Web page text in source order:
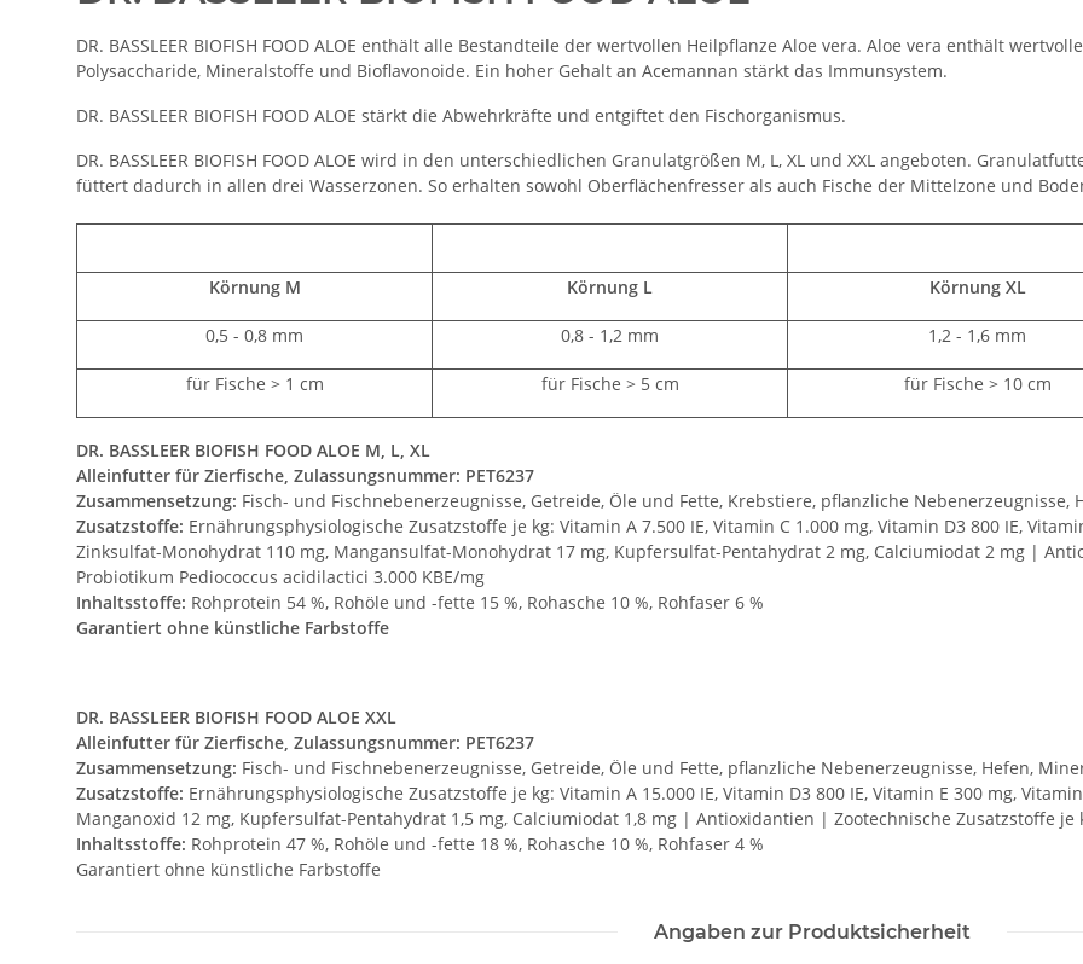
DR. BASSLEER BIOFISH FOOD ALOE enthält alle Bestandteile der wertvollen Heilpflanze Aloe vera. Aloe vera enthält
Polysaccharide, Mineralstoffe und Bioflavonoide. Ein hoher Gehalt an Acemannan stärkt das Immunsystem.
DR. BASSLEER BIOFISH FOOD ALOE stärkt die Abwehrkräfte und entgiftet den Fischorganismus.
DR. BASSLEER BIOFISH FOOD ALOE wird in den unterschiedlichen Granulatgrößen M, L, XL und XXL angeboten.
füttert dadurch in allen drei Wasserzonen. So erhalten sowohl Oberflächenfresser als auch Fische der Mittelzone und
Körnung M Körnung L Körnung XL
0,5 - 0,8 mm 0,8 - 1,2 mm 1,2 - 1,6 mm
für Fische > 1 cm für Fische > 5 cm für Fische > 10 cm
DR. BASSLEER BIOFISH FOOD ALOE M, L, XL
Alleinfutter für Zierfische, Zulassungsnummer: PET6237
Zusammensetzung: Fisch- und Fischnebenerzeugnisse, Getreide, Öle und Fette, Krebstiere, pflanzliche Nebenerzeugnisse,
Zusatzstoffe: Ernährungsphysiologische Zusatzstoffe je kg: Vitamin A 7.500 IE, Vitamin C 1.000 mg, Vitamin D3 800 IE,
Zinksulfat-Monohydrat 110 mg, Mangansulfat-Monohydrat 17 mg, Kupfersulfat-Pentahydrat 2 mg, Calciumiodat 2 mg |
Probiotikum Pediococcus acidilactici 3.000 KBE/mg
Inhaltsstoffe: Rohprotein 54 %, Rohöle und -fette 15 %, Rohasche 10 %, Rohfaser 6 %
Garantiert ohne künstliche Farbstoffe
DR. BASSLEER BIOFISH FOOD ALOE XXL
Alleinfutter für Zierfische, Zulassungsnummer: PET6237
Zusammensetzung: Fisch- und Fischnebenerzeugnisse, Getreide, Öle und Fette, pflanzliche Nebenerzeugnisse, Hefen,
Zusatzstoffe: Ernährungsphysiologische Zusatzstoffe je kg: Vitamin A 15.000 IE, Vitamin D3 800 IE, Vitamin E 300 mg,
Manganoxid 12 mg, Kupfersulfat-Pentahydrat 1,5 mg, Calciumiodat 1,8 mg | Antioxidantien | Zootechnische Zusatzstoffe je
Inhaltsstoffe: Rohprotein 47 %, Rohöle und -fette 18 %, Rohasche 10 %, Rohfaser 4 %
Garantiert ohne künstliche Farbstoffe
Angaben zur Produktsicherheit